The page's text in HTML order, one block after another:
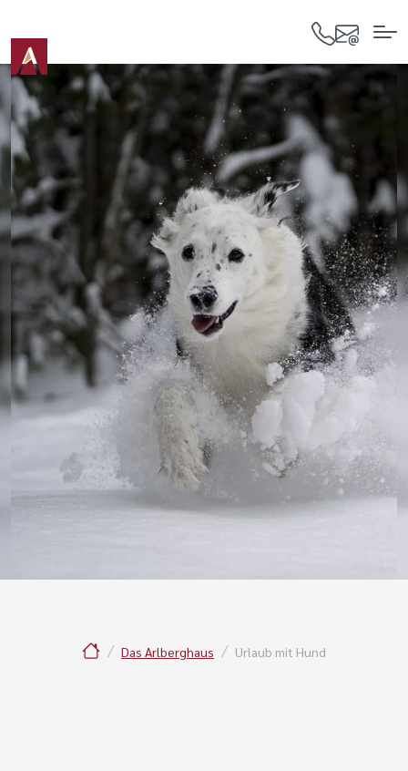
Das Arlberghaus Urlaub mit Hund